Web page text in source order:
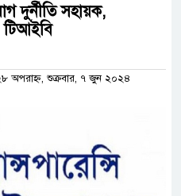
দুর্নীতি সহায়ক,
টিআইবি
শুক্রবার, ৭ জুন ২০২৪